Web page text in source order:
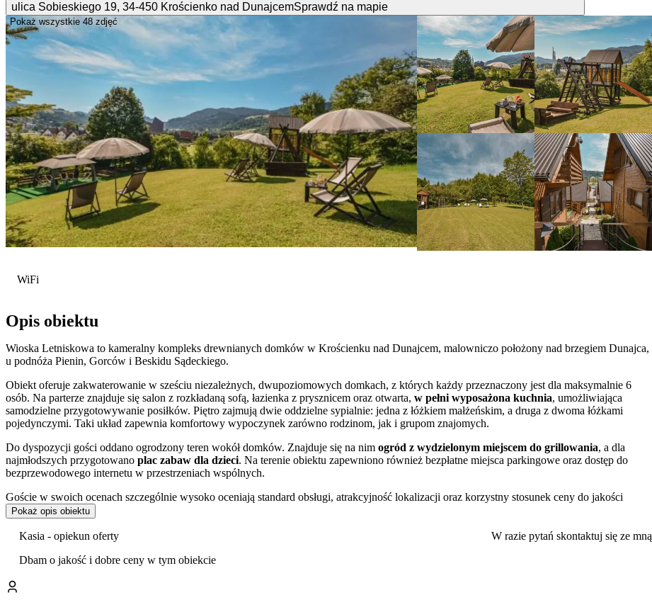
ulica Sobieskiego 19, 34-450 Krościenko nad DunajcemSprawdź na mapie
Pokaż wszystkie 48 zdjęć
WiFi
Opis obiektu
Wioska Letniskowa to kameralny kompleks drewnianych domków w Krościenku nad Dunajcem, malowniczo położony nad brzegiem Dunajca,
u podnóża Pienin, Gorców i Beskidu Sądeckiego.
Obiekt oferuje zakwaterowanie w sześciu niezależnych, dwupoziomowych domkach, z których każdy przeznaczony jest dla maksymalnie 6
osób. Na parterze znajduje się salon z rozkładaną sofą, łazienka z prysznicem oraz otwarta, w pełni wyposażona kuchnia, umożliwiająca
samodzielne przygotowywanie posiłków. Piętro zajmują dwie oddzielne sypialnie: jedna z łóżkiem małżeńskim, a druga z dwoma łóżkami
pojedynczymi. Taki układ zapewnia komfortowy wypoczynek zarówno rodzinom, jak i grupom znajomych.
Do dyspozycji gości oddano ogrodzony teren wokół domków. Znajduje się na nim ogród z wydzielonym miejscem do grillowania, a dla
najmłodszych przygotowano plac zabaw dla dzieci. Na terenie obiektu zapewniono również bezpłatne miejsca parkingowe oraz dostęp do
bezprzewodowego internetu w przestrzeniach wspólnych.
Goście w swoich ocenach szczególnie wysoko oceniają standard obsługi, atrakcyjność lokalizacji oraz korzystny stosunek ceny do jakości
świadczeń.
Położenie obiektu stanowi doskonałą bazę wypadową do odkrywania uroków trzech pasm górskich. Bliskość szlaków turystycznych Pienin,
niewielka odległość od centrum Krościenka nad Dunajcem pozwala na łatwy dostęp do lokalnej infrastruktury i gastronomii.
W najbliższym sąsiedztwie Wioski Letniskowej znajdują się kluczowe atrakcje regionu. Zaledwie kilka kroków dzieli obiekt od przystani, z
której rozpoczyna się słynny
Pokaż opis obiektu
Kasia - opiekun oferty
Dbam o jakość i dobre ceny w tym obiekcie
W razie pytań skontaktuj się ze mną